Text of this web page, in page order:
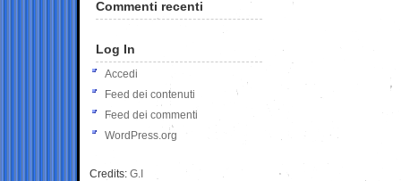
Commenti recenti
Log In
Accedi
Feed dei contenuti
Feed dei commenti
WordPress.org
Credits: G.I